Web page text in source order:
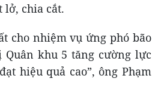
lở, chia cắt.
cho nhiệm vụ ứng phó bão
khu 5 tăng cường lực
hiệu quả cao”, ông Phạm